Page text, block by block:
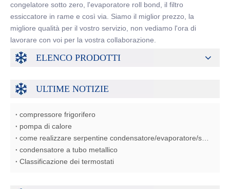
congelatore sotto zero, l'evaporatore roll bond, il filtro
essiccatore in rame e così via. Siamo il miglior prezzo, la
migliore qualità per il vostro servizio, non vediamo l'ora di
lavorare con voi per la vostra collaborazione.
ELENCO PRODOTTI
ULTIME NOTIZIE
compressore frigorifero
pompa di calore
condensatore a tubo metallico
Classificazione dei termostati